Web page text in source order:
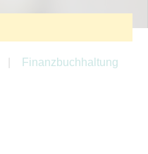
Finanzbuchhaltung